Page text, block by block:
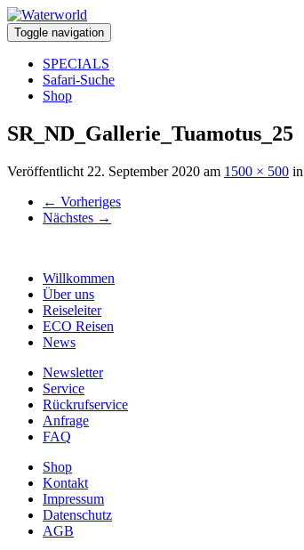
Toggle navigation
SPECIALS
Safari-Suche
Shop
SR_ND_Gallerie_Tuamotus_25
Veröffentlicht 22. September 2020 am 1500 × 500 in
← Vorheriges
Nächstes →
Willkommen
Über uns
Reiseleiter
ECO Reisen
News
Newsletter
Service
Rückrufservice
Anfrage
FAQ
Shop
Kontakt
Impressum
Datenschutz
AGB